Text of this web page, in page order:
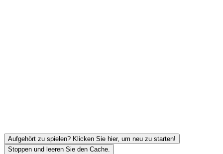
Aufgehört zu spielen? Klicken Sie hier, um neu zu starten!
Stoppen und leeren Sie den Cache.